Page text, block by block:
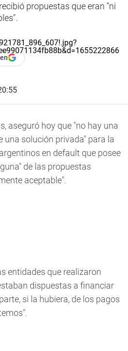
propuestas que eran "ni
aseguró hoy que "no hay una
una solución privada" para la
en default que posee
de las propuestas
aceptable".
entidades que realizaron
dispuestas a financiar
si la hubiera, de los pagos